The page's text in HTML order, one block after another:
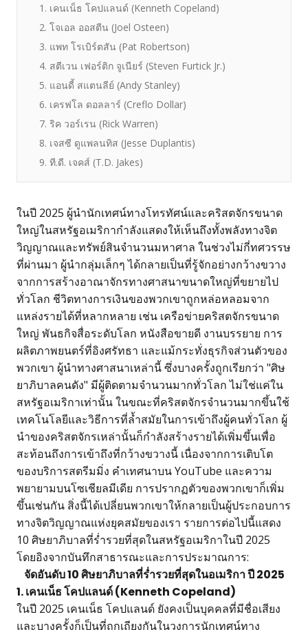
1. เคนเน็ธ โคปแลนด์ (Kenneth Copeland)
2. โจเอล ออสตีน (Joel Osteen)
3. แพท โรเบิร์ตสัน (Pat Robertson)
4. สตีเวน เฟอร์ติก จูเนียร์ (Steven Furtick Jr.)
5. แอนดี้ สแตนลีย์ (Andy Stanley)
6. เครฟโล ดอลลาร์ (Creflo Dollar)
7. ริค วอร์เรน (Rick Warren)
8. เจสซี ดูแพลนทิส (Jesse Duplantis)
9. ที.ดี. เจคส์ (T.D. Jakes)
ในปี 2025 ผู้นำนักเทศน์ทางโทรทัศน์และคริสตจักรขนาด
ใหญ่ในสหรัฐอเมริกากำลังแสดงให้เห็นถึงทั้งพลังทางจิต
วิญญาณและทรัพย์สินจำนวนมหาศาล ในช่วงไม่กี่ทศวรรษ
ที่ผ่านมา ผู้นำกลุ่มเล็กๆ ได้กลายเป็นที่รู้จักอย่างกว้างขวาง
จากการสร้างอาณาจักรทางศาสนาขนาดใหญ่ที่ขยายไป
ทั่วโลก ชีวิตทางการเงินของพวกเขาถูกหล่อหลอมจาก
แหล่งรายได้ที่หลากหลาย เช่น เครือข่ายคริสตจักรขนาด
ใหญ่ พันธกิจสื่อระดับโลก หนังสือขายดี งานบรรยาย การ
ผลิตภาพยนตร์ที่อิงศรัทธา และแม้กระทั่งธุรกิจส่วนตัวของ
พวกเขา ผู้นำทางศาสนาเหล่านี้ ซึ่งบางครั้งถูกเรียกว่า "ศิษ
ยาภิบาลคนดัง" มีผู้ติดตามจำนวนมากทั่วโลก ไม่ใช่แค่ใน
สหรัฐอเมริกาเท่านั้น ในขณะที่คริสตจักรจำนวนมากขึ้นใช้
เทคโนโลยีและวิธีการที่ล้ำสมัยในการเข้าถึงผู้คนทั่วโลก ผู้
นำของคริสตจักรเหล่านั้นก็กำลังสร้างรายได้เพิ่มขึ้นเพื่อ
สะท้อนถึงการเข้าถึงที่กว้างขวางนี้ เนื่องจากการเติบโต
ของบริการสตรีมมิ่ง คำเทศนาบน YouTube และความ
พยายามบนโซเชียลมีเดีย การปรากฏตัวของพวกเขาก็เพิ่ม
ขึ้นเช่นกัน สิ่งนี้ได้เปลี่ยนพวกเขาให้กลายเป็นผู้ประกอบการ
ทางจิตวิญญาณแห่งยุคสมัยของเรา รายการต่อไปนี้แสดง
10 ศิษยาภิบาลที่ร่ำรวยที่สุดในสหรัฐอเมริกาในปี 2025
โดยอิงจากบันทึกสาธารณะและการประมาณการ:
จัดอันดับ 10 ศิษยาภิบาลที่ร่ำรวยที่สุดในอเมริกา ปี 2025
1. เคนเน็ธ โคปแลนด์ (Kenneth Copeland)
ในปี 2025 เคนเน็ธ โคปแลนด์ ยังคงเป็นบุคคลที่มีชื่อเสียง
และบางครั้งก็เป็นที่ถกเถียงกันในวงการนักเทศน์ทาง